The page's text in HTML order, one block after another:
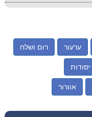
ערעור רום ושלח
יסודות
אוורור